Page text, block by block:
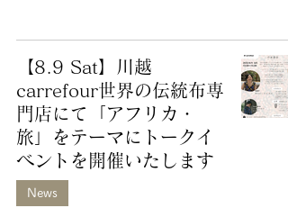
【8.9 Sat】川越
carrefour世界の伝統布専
門店にて「アフリカ・
旅」をテーマにトークイ
ベントを開催いたします
News